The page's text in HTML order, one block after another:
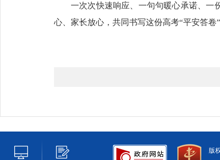
一次次快速响应、一句句暖心承诺、
心、家长放心，共同书写这份高考“平安答卷
版